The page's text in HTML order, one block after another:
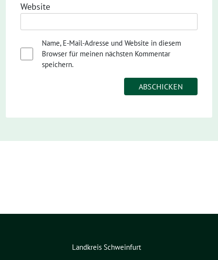
Website
Name, E-Mail-Adresse und Website in diesem
Browser für meinen nächsten Kommentar
speichern.
Landkreis Schweinfurt